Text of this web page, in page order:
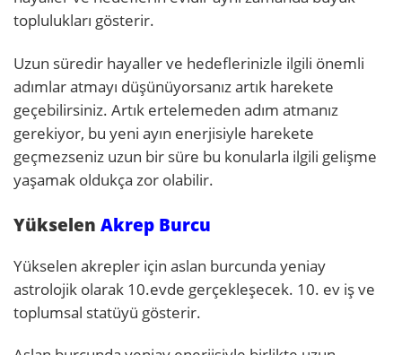
toplulukları gösterir.
Uzun süredir hayaller ve hedeflerinizle ilgili önemli
adımlar atmayı düşünüyorsanız artık harekete
geçebilirsiniz. Artık ertelemeden adım atmanız
gerekiyor, bu yeni ayın enerjisiyle harekete
geçmezseniz uzun bir süre bu konularla ilgili gelişme
yaşamak oldukça zor olabilir.
Yükselen Akrep Burcu
Yükselen akrepler için aslan burcunda yeniay
astrolojik olarak 10.evde gerçekleşecek. 10. ev iş ve
toplumsal statüyü gösterir.